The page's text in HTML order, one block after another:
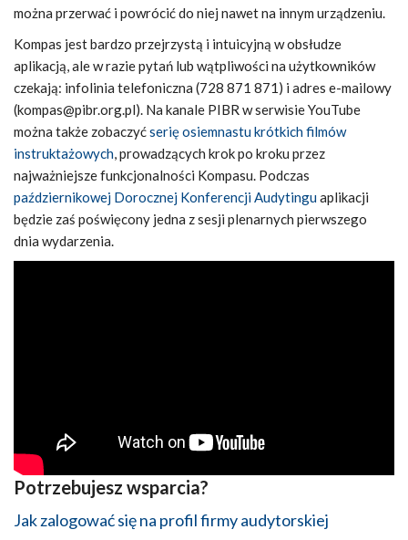
można przerwać i powrócić do niej nawet na innym urządzeniu.
Kompas jest bardzo przejrzystą i intuicyjną w obsłudze
aplikacją, ale w razie pytań lub wątpliwości na użytkowników
czekają: infolinia telefoniczna (728 871 871) i adres e-mailowy
(kompas@pibr.org.pl). Na kanale PIBR w serwisie YouTube
można także zobaczyćserię osiemnastu krótkich filmów
instruktażowych, prowadzących krok po kroku przez
najważniejsze funkcjonalności Kompasu. Podczas
październikowej Dorocznej Konferencji Audytinguaplikacji
będzie zaś poświęcony jedna z sesji plenarnych pierwszego
dnia wydarzenia.
Potrzebujesz wsparcia?
Jak zalogować się na profil firmy audytorskiej